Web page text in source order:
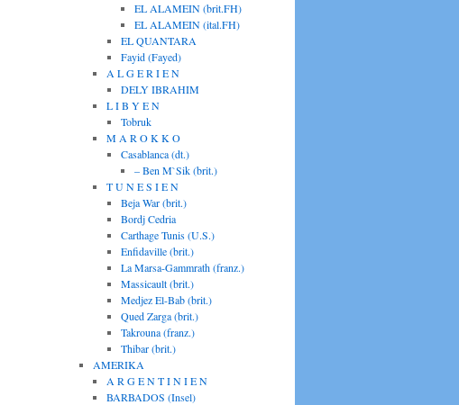
EL ALAMEIN (brit.FH)
EL ALAMEIN (ital.FH)
EL QUANTARA
Fayid (Fayed)
A L G E R I E N
DELY IBRAHIM
L I B Y E N
Tobruk
M A R O K K O
Casablanca (dt.)
– Ben M`Sik (brit.)
T U N E S I E N
Beja War (brit.)
Bordj Cedria
Carthage Tunis (U.S.)
Enfidaville (brit.)
La Marsa-Gammrath (franz.)
Massicault (brit.)
Medjez El-Bab (brit.)
Qued Zarga (brit.)
Takrouna (franz.)
Thibar (brit.)
AMERIKA
A R G E N T I N I E N
BARBADOS (Insel)